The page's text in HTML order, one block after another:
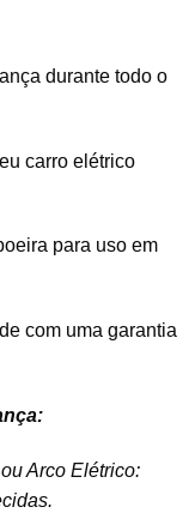
durante todo o
carro elétrico
para uso em
com uma garantia
Arco Elétrico: